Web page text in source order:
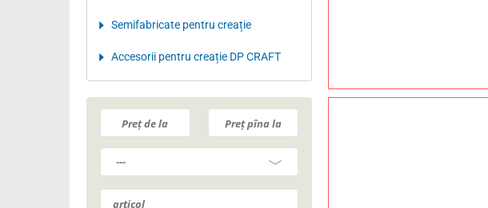
Semifabricate pentru creație
Accesorii pentru creație DP CRAFT